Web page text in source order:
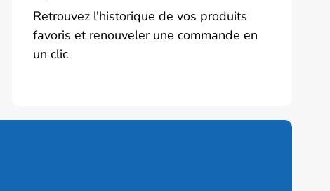
Retrouvez l'historique de vos produits
favoris et renouveler une commande en
un clic